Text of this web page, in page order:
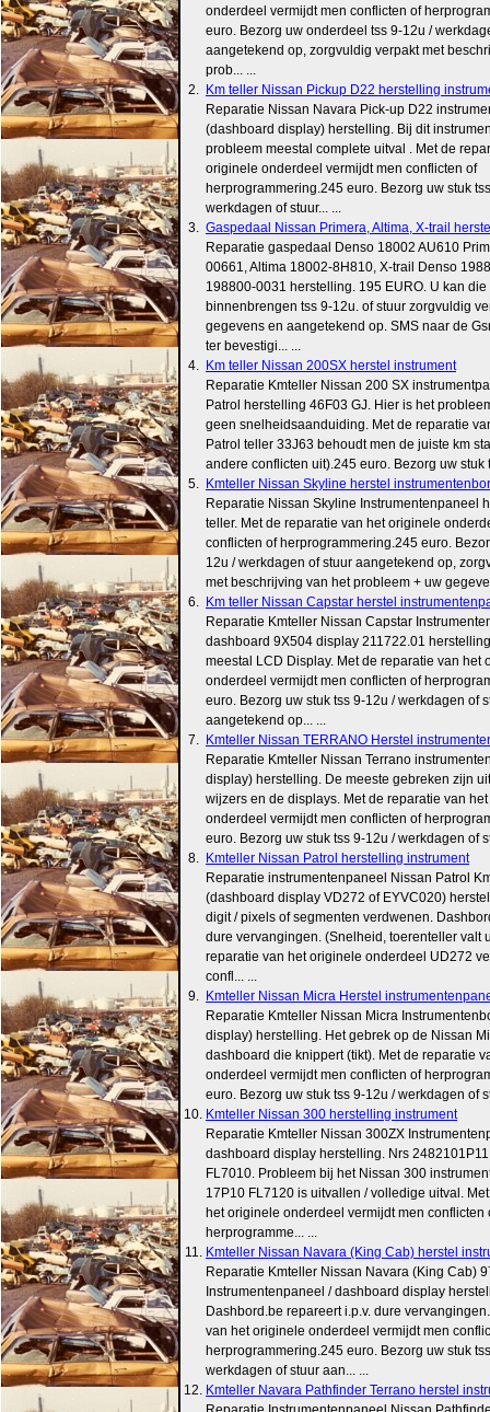
onderdeel vermijdt men conflicten of
euro. Bezorg uw onderdeel tss 9-12u /
aangetekend op, zorgvuldig verpakt met
prob... ...
2.
Km teller Nissan Pickup D22 herstelling
Reparatie Nissan Navara Pick-up D22
(dashboard display) herstelling. Bij dit
probleem meestal complete uitval . Met de
originele onderdeel vermijdt men conflicten of
herprogrammering.245 euro. Bezorg uw stuk
werkdagen of stuur... ...
3. Gaspedaal Nissan Primera, Altima, X-trail
Reparatie gaspedaal Denso 18002 AU610
00661, Altima 18002-8H810, X-trail Denso
198800-0031 herstelling. 195 EURO. U kan
binnenbrengen tss 9-12u. of stuur zorgvuldig
gegevens en aangetekend op. SMS naar de
ter bevestigi... ...
4.
Km teller Nissan 200SX herstel instrument
Reparatie Kmteller Nissan 200 SX
Patrol herstelling 46F03 GJ. Hier is het
geen snelheidsaanduiding. Met de reparatie
Patrol teller 33J63 behoudt men de juiste km
andere conflicten uit).245 euro. Bezorg uw stuk
5.
Kmteller Nissan Skyline herstel
Reparatie Nissan Skyline Instrumentenpaneel
teller. Met de reparatie van het originele
conflicten of herprogrammering.245 euro.
12u / werkdagen of stuur aangetekend op,
met beschrijving van het probleem + uw
6.
Km teller Nissan Capstar herstel
Reparatie Kmteller Nissan Capstar
dashboard 9X504 display 211722.01
meestal LCD Display. Met de reparatie van het
onderdeel vermijdt men conflicten of
euro. Bezorg uw stuk tss 9-12u / werkdagen of
aangetekend op... ...
7.
Kmteller Nissan TERRANO Herstel
Reparatie Kmteller Nissan Terrano
display) herstelling. De meeste gebreken zijn
wijzers en de displays. Met de reparatie van
onderdeel vermijdt men conflicten of
euro. Bezorg uw stuk tss 9-12u / werkdagen of
8.
Kmteller Nissan Patrol herstelling instrument
Reparatie instrumentenpaneel Nissan Patrol
(dashboard display VD272 of EYVC020)
digit / pixels of segmenten verdwenen.
dure vervangingen. (Snelheid, toerenteller valt
reparatie van het originele onderdeel UD272
confl... ...
9.
Kmteller Nissan Micra Herstel
Reparatie Kmteller Nissan Micra
display) herstelling. Het gebrek op de Nissan
dashboard die knippert (tikt). Met de reparatie
onderdeel vermijdt men conflicten of
euro. Bezorg uw stuk tss 9-12u / werkdagen of
10. Kmteller Nissan 300 herstelling instrument
Reparatie Kmteller Nissan 300ZX
dashboard display herstelling. Nrs
FL7010. Probleem bij het Nissan 300
17P10 FL7120 is uitvallen / volledige uitval.
het originele onderdeel vermijdt men conflicten
herprogramme... ...
11. Kmteller Nissan Navara (King Cab) herstel
Reparatie Kmteller Nissan Navara (King Cab)
Instrumentenpaneel / dashboard display
Dashbord.be repareert i.p.v. dure
van het originele onderdeel vermijdt men
herprogrammering.245 euro. Bezorg uw stuk
werkdagen of stuur aan... ...
12. Kmteller Navara Pathfinder Terrano herstel